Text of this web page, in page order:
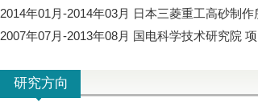
2014年01月-2014年03月 日本三菱重工高砂制
2007年07月-2013年08月 国电科学技术研究院
研究方向